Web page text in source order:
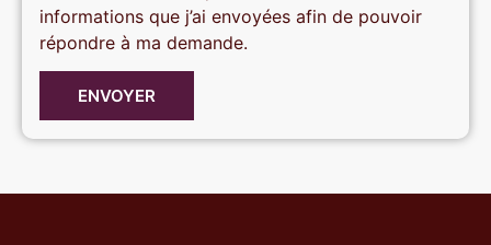
informations que j’ai envoyées afin de pouvoir
répondre à ma demande.
ENVOYER